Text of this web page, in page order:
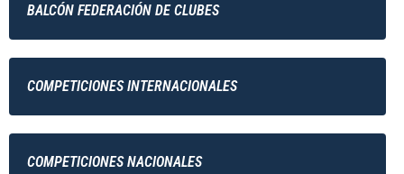
BALCÓN FEDERACIÓN DE CLUBES
COMPETICIONES INTERNACIONALES
COMPETICIONES NACIONALES